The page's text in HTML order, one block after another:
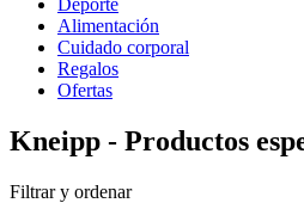
Deporte
Alimentación
Cuidado corporal
Regalos
Ofertas
Kneipp - Productos
Filtrar y ordenar